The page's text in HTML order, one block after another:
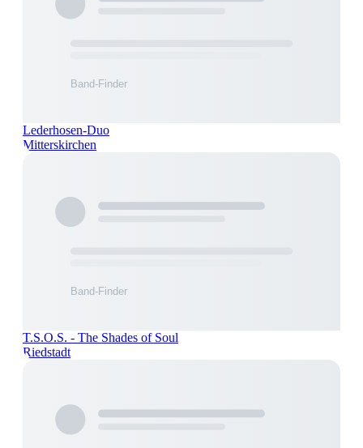
Lederhosen-Duo
Mitterskirchen
T.S.O.S. - The Shades of Soul
Riedstadt